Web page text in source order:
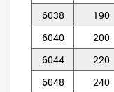
6038
190
6040
200
6044
220
6048
240